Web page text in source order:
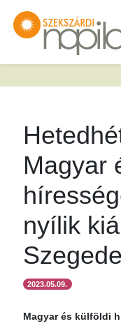
Magyar
nyílik
2023.05.09.
Magyar és külföldi